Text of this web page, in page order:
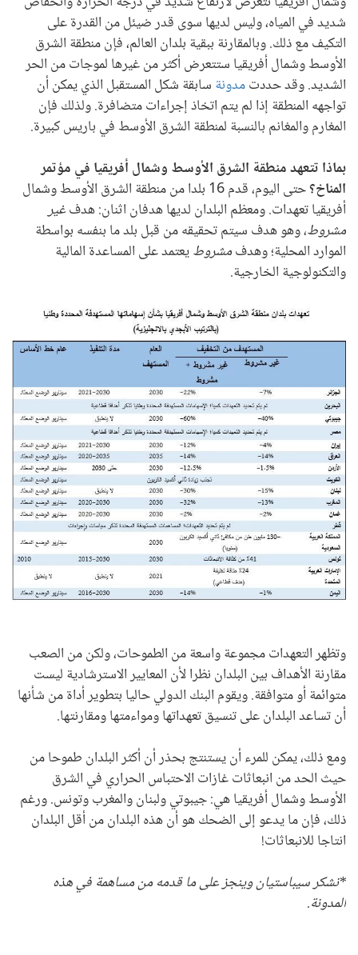
شديد في المياه، وليس لديها سوى قدر ضيئل من القدرة على
التكيف مع ذلك. وبالمقارنة ببقية بلدان العالم، فإن منطقة الشرق
الأوسط وشمال أفريقيا ستتعرض أكثر من غيرها لموجات من الحر
الشديد. وقد حددتمدونة سابقة شكل المستقبل الذي يمكن أن
تواجهه المنطقة إذا لم يتم اتخاذ إجراءات متضافرة. ولذلك فإن
المغارم والمغانم بالنسبة لمنطقة الشرق الأوسط في باريس كبيرة.
بماذا تتعهد منطقة الشرق الأوسط وشمال أفريقيا في مؤتمر
المناخ؟
حتى اليوم، قدم 16 بلدا من منطقة الشرق الأوسط وشمال
أفريقيا تعهدات. ومعظم البلدان لديها هدفان اثنان: هدفغير
مشروط، وهو هدف سيتم تحقيقه من قبل بلد ما بنفسه بواسطة
الموارد المحلية؛ وهدفمشروطيعتمد على المساعدة المالية
والتكنولوجية الخارجية.
وتظهر التعهدات مجموعة واسعة من الطموحات، ولكن من الصعب
مقارنة الأهداف بين البلدان نظرا لأن المعايير الاسترشادية ليست
متوائمة أو متوافقة. ويقوم البنك الدولي حاليا بتطوير أداة من شأنها
أن تساعد البلدان على تنسيق تعهداتها ومواءمتها ومقارنتها.
ومع ذلك، يمكن للمرء أن يستنتج بحذر أن أكثر البلدان طموحا من
حيث الحد من انبعاثات غازات الاحتباس الحراري في الشرق
الأوسط وشمال أفريقيا هي: جيبوتي ولبنان والمغرب وتونس. ورغم
ذلك، فإن ما يدعو إلى الضحك هو أن هذه البلدان من أقل البلدان
انتاجا للانبعاثات!
*نشكر سيباستيان وينجز على ما قدمه من مساهمة في هذه
المدونة.